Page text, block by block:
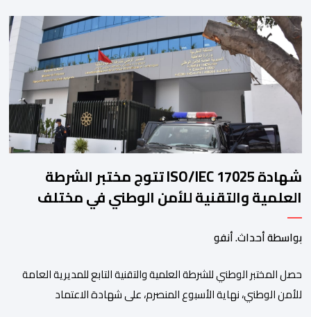
العمل الداخلي. ​وشهد اللقاء تجديد الثقة المتبادلة بين القيادة التنفيذية
للاتحاد، حيث أكد المجتمعون دعمهم الكامل للرئيس إنفانتينو باعتباره
المسؤول الوحيد المباشر والمنتخب من قِبل 211 اتحادا […]
شهادة ISO/IEC 17025 تتوج مختبر الشرطة
العلمية والتقنية للأمن الوطني في مختلف
الخبرات الجنائية
بواسطة أحداث. أنفو
حصل المختبر الوطني للشرطة العلمية والتقنية التابع للمديرية العامة
للأمن الوطني، نهاية الأسبوع المنصرم، على شهادة الاعتماد